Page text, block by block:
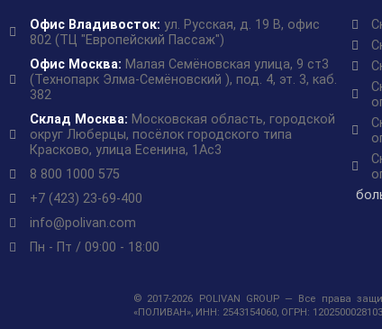
Офис Владивосток: ул. Русская, д. 19 В, офис
802 (ТЦ "Европейский Пассаж")
Офис Москва: Малая Семёновская улица, 9 ст3
(Технопарк Элма-Семёновский ), под. 4, эт. 3, каб.
382
Склад Москва: Московская область, городской
округ Люберцы, посёлок городского типа
Красково, улица Есенина, 1Ас3
8 800 1000 575
+7 (423) 23-69-400
info@polivan.com
Пн - Пт / 09:00 - 18:00
© 2017-2026 POLIVAN GROUP — Все права
«ПОЛИВАН», ИНН: 2543154060, ОГРН: 1202500028103